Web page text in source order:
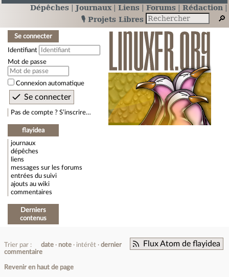
Dépêches Journaux Liens Forums
Rédaction
🎙️ Projets Libres
Se connecter
Identifiant
Mot de passe
Connexion automatique
Pas de compte ? S’inscrire…
flayidea
journaux
dépêches
liens
messages sur les forums
entrées du suivi
ajouts au wiki
commentaires
Derniers
contenus
Flux Atom de flayidea
Trier par : date note intérêt
dernier
commentaire
Revenir en haut de page